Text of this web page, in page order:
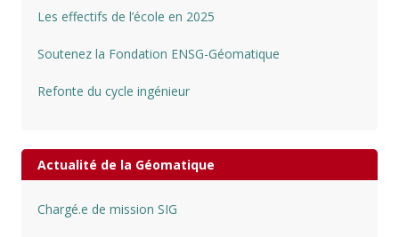
Les effectifs de l’école en 2025
Soutenez la Fondation ENSG-Géomatique
Refonte du cycle ingénieur
Actualité de la Géomatique
Chargé.e de mission SIG